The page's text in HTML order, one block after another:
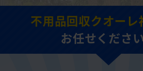
不用品回収クオーレ
お任せくださ